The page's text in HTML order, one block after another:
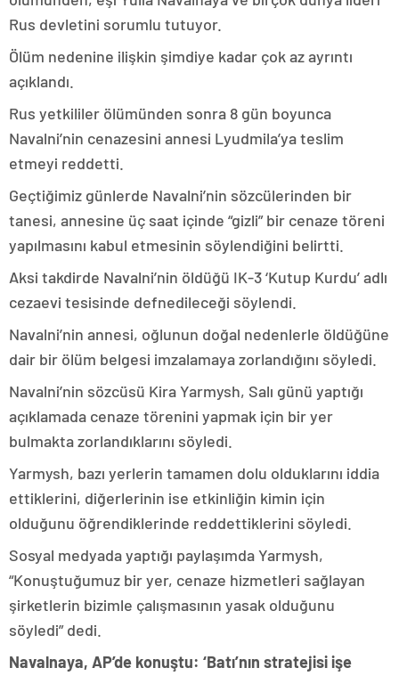
Rus devletini sorumlu tutuyor.
Ölüm nedenine ilişkin şimdiye kadar çok az ayrıntı
açıklandı.
Rus yetkililer ölümünden sonra 8 gün boyunca
Navalni’nin cenazesini annesi Lyudmila’ya teslim
etmeyi reddetti.
Geçtiğimiz günlerde Navalni’nin sözcülerinden bir
tanesi, annesine üç saat içinde “gizli” bir cenaze töreni
yapılmasını kabul etmesinin söylendiğini belirtti.
Aksi takdirde Navalni’nin öldüğü IK-3 ‘Kutup Kurdu’ adlı
cezaevi tesisinde defnedileceği söylendi.
Navalni’nin annesi, oğlunun doğal nedenlerle öldüğüne
dair bir ölüm belgesi imzalamaya zorlandığını söyledi.
Navalni’nin sözcüsü Kira Yarmysh, Salı günü yaptığı
açıklamada cenaze törenini yapmak için bir yer
bulmakta zorlandıklarını söyledi.
Yarmysh, bazı yerlerin tamamen dolu olduklarını iddia
ettiklerini, diğerlerinin ise etkinliğin kimin için
olduğunu öğrendiklerinde reddettiklerini söyledi.
Sosyal medyada yaptığı paylaşımda Yarmysh,
“Konuştuğumuz bir yer, cenaze hizmetleri sağlayan
şirketlerin bizimle çalışmasının yasak olduğunu
söyledi” dedi.
Navalnaya, AP’de konuştu: ‘Batı’nın stratejisi işe